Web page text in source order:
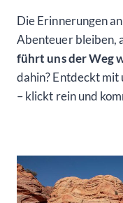
Die Erinnerungen
Abenteuer bleiben,
führt uns der Weg
dahin? Entdeckt mit
– klickt rein und